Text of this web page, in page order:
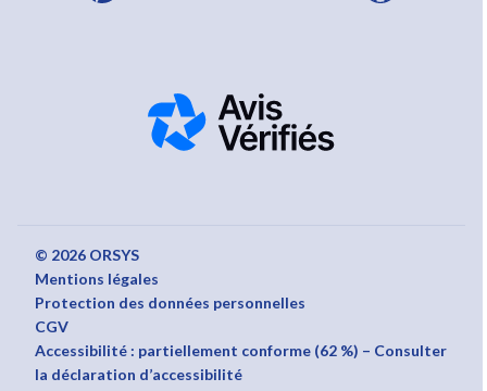
© 2026 ORSYS
Mentions légales
Protection des données personnelles
CGV
Accessibilité : partiellement conforme (62 %) – Consulter
la déclaration d’accessibilité